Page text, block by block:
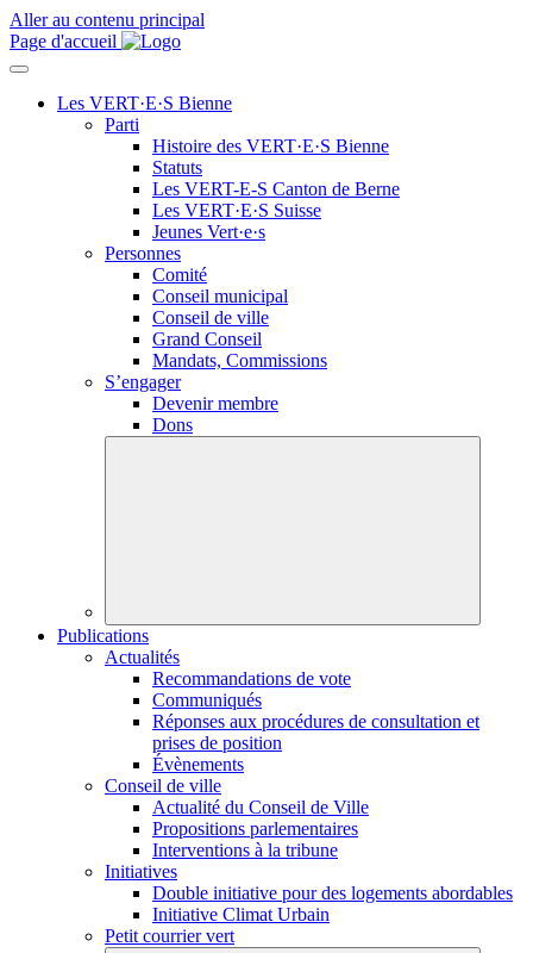
Aller au contenu principal
Page d'accueil
Les VERT·E·S Bienne
Parti
Histoire des VERT·E·S Bienne
Statuts
Les VERT-E-S Canton de Berne
Les VERT·E·S Suisse
Jeunes Vert·e·s
Personnes
Comité
Conseil municipal
Conseil de ville
Grand Conseil
Mandats, Commissions
S’engager
Devenir membre
Dons
Publications
Actualités
Recommandations de vote
Communiqués
Réponses aux procédures de consultation et
prises de position
Évènements
Conseil de ville
Actualité du Conseil de Ville
Propositions parlementaires
Interventions à la tribune
Initiatives
Double initiative pour des logements abordables
Initiative Climat Urbain
Petit courrier vert